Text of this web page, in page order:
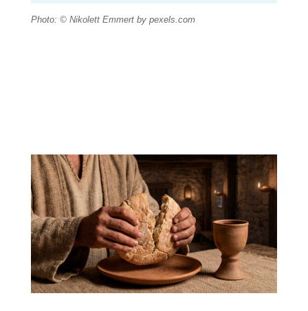
Photo: © Nikolett Emmert by pexels.com